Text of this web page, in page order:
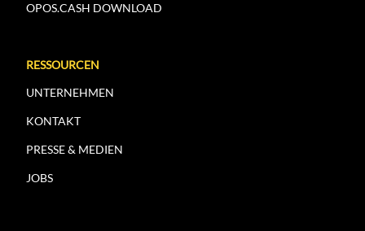
OPOS.CASH DOWNLOAD
RESSOURCEN
UNTERNEHMEN
KONTAKT
PRESSE & MEDIEN
JOBS